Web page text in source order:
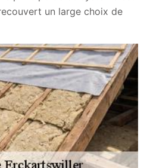
un large choix de